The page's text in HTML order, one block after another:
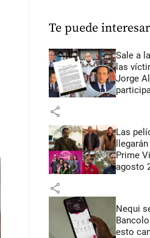
Te puede interesar
Sale a
las
Jorge
share
Las
Prime
agosto
share
Nequi
esto